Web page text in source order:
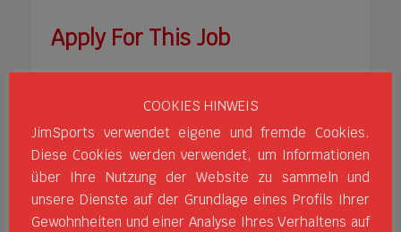
Apply For This Job
No file chosen Browse
Jim Sports te informa que los datos de carácter personal que
nos proporciones rellenando el presente formulario serán
COOKIES HINWEIS
JimSports verwendet eigene und fremde Cookies.
Diese Cookies werden verwendet, um Informationen
über Ihre Nutzung der Website zu sammeln und
unsere Dienste auf der Grundlage eines Profils Ihrer
Gewohnheiten und einer Analyse Ihres Verhaltens auf